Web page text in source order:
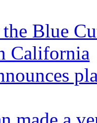
Blue
California